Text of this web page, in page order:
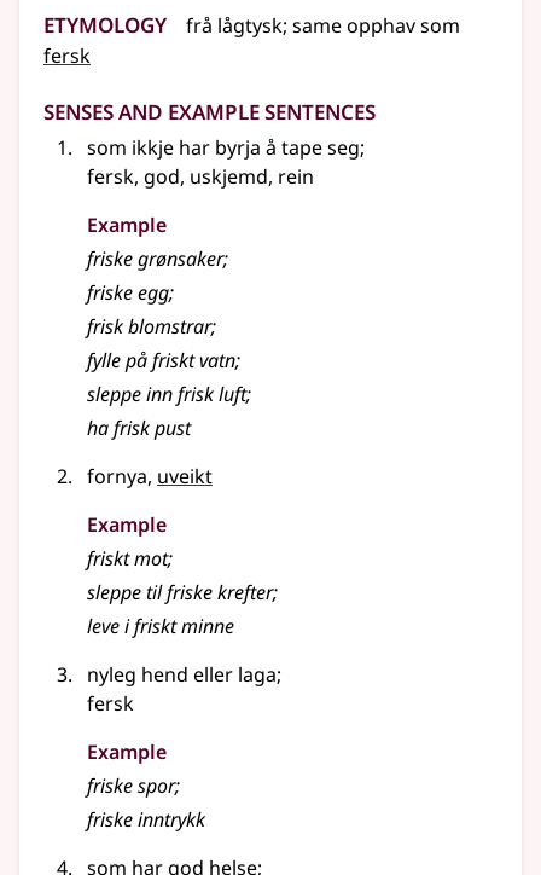
Etymology frå lågtysk; same opphav som
fersk
Senses and Example Sentences
som ikkje har byrja å tape seg;
fersk, god, uskjemd, rein
Example
friske grønsaker;
friske egg;
frisk blomstrar;
fylle på friskt vatn;
sleppe inn frisk luft;
ha frisk pust
fornya, uveikt
Example
friskt mot;
sleppe til friske krefter;
leve i friskt minne
nyleg hend eller laga;
fersk
Example
friske spor;
friske inntrykk
som har god helse;